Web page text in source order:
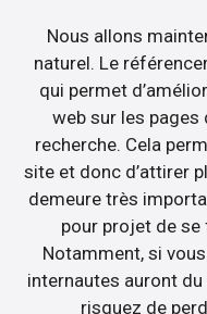
Nous allons
naturel. Le
qui permet
web sur les
recherche. Cela
site et donc d’attirer
demeure très
pour projet de
Notamment, si
internautes auront
risquez de